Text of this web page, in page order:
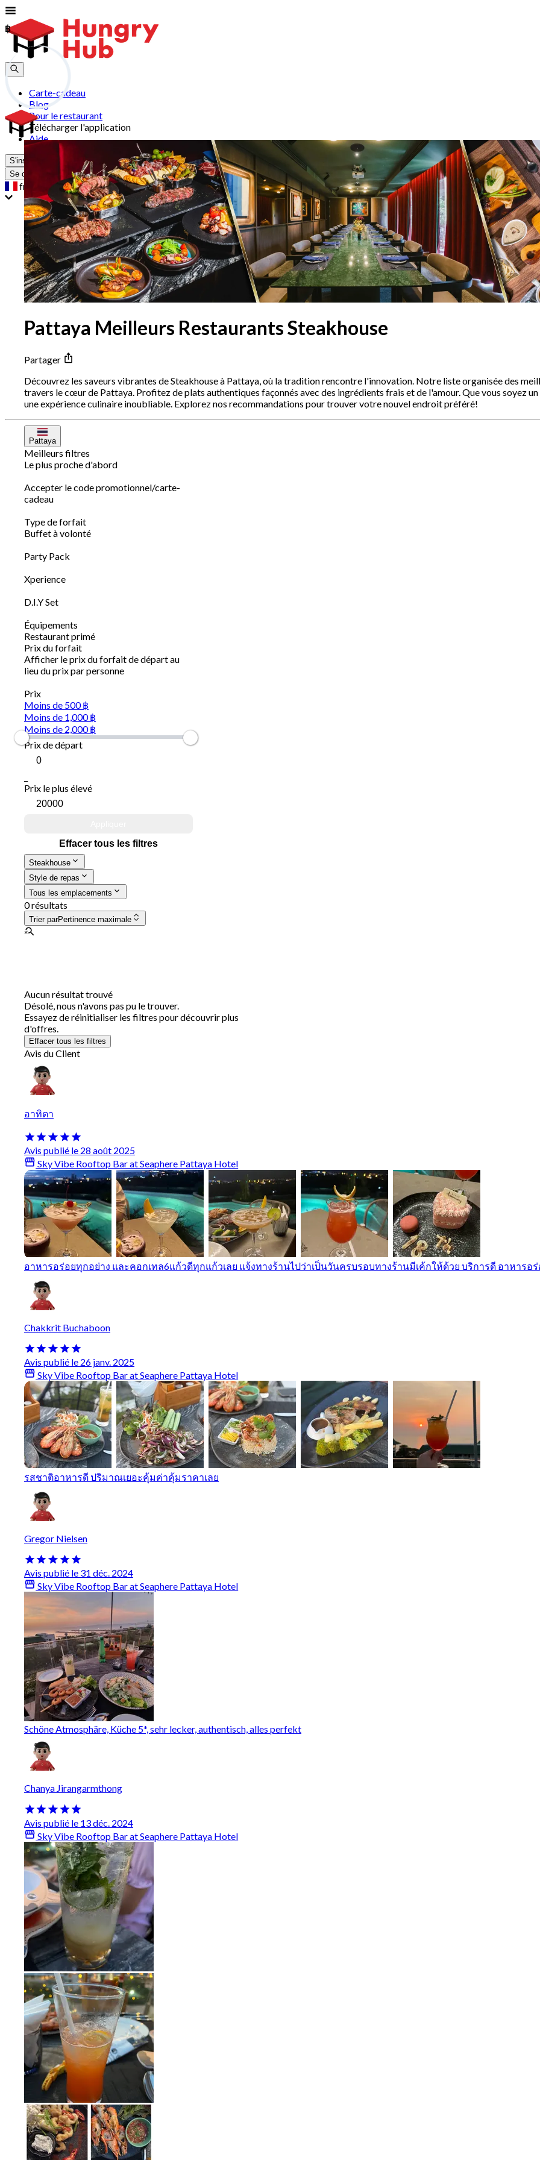
Carte-cadeau
Blog
Pour le restaurant
Télécharger l'application
Aide
S'inscrire
Se connecter
fr
Pattaya Meilleurs Restaurants Steakhouse
Partager
Découvrez les saveurs vibrantes de Steakhouse à Pattaya, où la tradition rencontre l'innovation. Notre liste organisée des
travers le cœur de Pattaya. Profitez de plats authentiques façonnés avec des ingrédients frais et de l'amour. Que vous soyez
une expérience culinaire inoubliable. Explorez nos recommandations pour trouver votre nouvel endroit préféré!
Pattaya
Meilleurs filtres
Le plus proche d'abord
Accepter le code promotionnel/carte-
cadeau
Type de forfait
Buffet à volonté
Party Pack
Xperience
D.I.Y Set
Équipements
Restaurant primé
Prix du forfait
Afficher le prix du forfait de départ au
lieu du prix par personne
Prix
Moins de 500 ฿
Moins de 1,000 ฿
Moins de 2,000 ฿
฿
Prix de départ
฿
Prix le plus élevé
Effacer tous les filtres
Steakhouse
Style de repas
Tous les emplacements
0 résultats
Trier parPertinence maximale
Aucun résultat trouvé
Désolé, nous n'avons pas pu le trouver.
Essayez de réinitialiser les filtres pour découvrir plus
d'offres.
Effacer tous les filtres
Avis du Client
อาทิตา
Avis publié le 28 août 2025
Sky Vibe Rooftop Bar at Seaphere Pattaya Hotel
อาหารอร่อยทุกอย่าง และคอกเทล6แก้วดีทุกแก้วเลย แจ้งทางร้านไปว่าเป็นวันครบรอบทางร้านมีเค้กให้ด้วย บริการดี อาหารอ
Chakkrit Buchaboon
Avis publié le 26 janv. 2025
Sky Vibe Rooftop Bar at Seaphere Pattaya Hotel
รสชาติอาหารดี ปริมาณเยอะคุ้มค่าคุ้มราคาเลย
Gregor Nielsen
Avis publié le 31 déc. 2024
Sky Vibe Rooftop Bar at Seaphere Pattaya Hotel
Schöne Atmosphäre, Küche 5*, sehr lecker, authentisch, alles perfekt
Chanya Jirangarmthong
Avis publié le 13 déc. 2024
Sky Vibe Rooftop Bar at Seaphere Pattaya Hotel